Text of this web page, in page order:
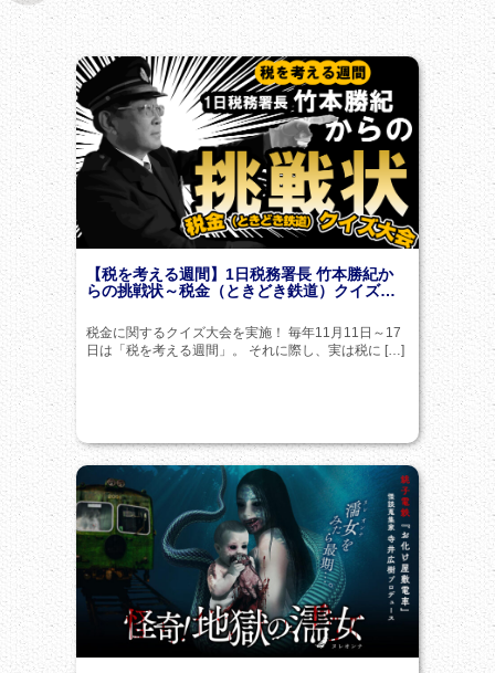
【税を考える週間】1日税務署長 竹本勝紀か
らの挑戦状～税金（ときどき鉄道）クイズ…
税金に関するクイズ大会を実施！ 毎年11月11日～17
日は「税を考える週間」。 それに際し、実は税に […]